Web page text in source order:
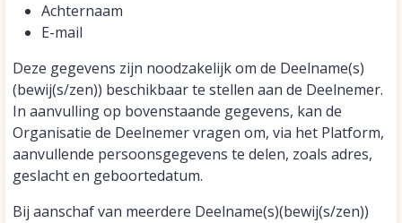
Achternaam
E-mail
Deze gegevens zijn noodzakelijk om de Deelname(s)
(bewij(s/zen)) beschikbaar te stellen aan de Deelnemer.
In aanvulling op bovenstaande gegevens, kan de
Organisatie de Deelnemer vragen om, via het Platform,
aanvullende persoonsgegevens te delen, zoals adres,
geslacht en geboortedatum.
Bij aanschaf van meerdere Deelname(s)(bewij(s/zen))